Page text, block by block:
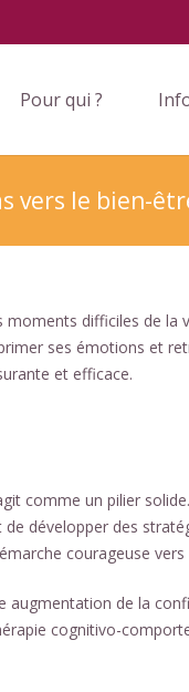
Pour qui ?
vers le bien-
difficiles de la
ses émotions et
et efficace.
comme un pilier
développer des
courageuse
de la
cognitivo-